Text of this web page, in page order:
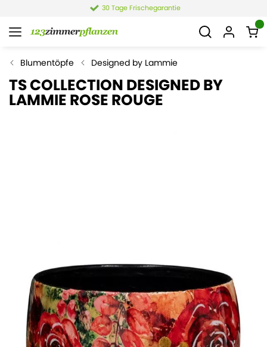
30 Tage Frischegarantie
Blumentöpfe Designed by Lammie
TS COLLECTION DESIGNED BY
LAMMIE ROSE ROUGE